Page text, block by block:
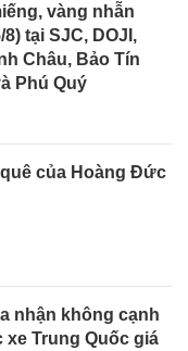
vàng nhẫn
8) tại SJC, DOJI,
Châu, Bảo Tín
Phú Quý
của Hoàng Đức
nhận không cạnh
Trung Quốc giá